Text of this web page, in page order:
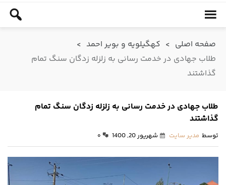
صفحه اصلی > کهگیلویه و بویر احمد >
طلاب جهادی در خدمت رسانی به زلزله زدگان سنگ تمام
گذاشتند
طلاب جهادی در خدمت رسانی به زلزله زدگان سنگ تمام
گذاشتند
توسط مدیر سایت شهریور 20, 1400 ۰